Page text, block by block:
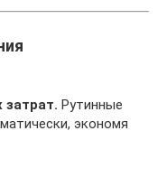
Рутинные
экономя